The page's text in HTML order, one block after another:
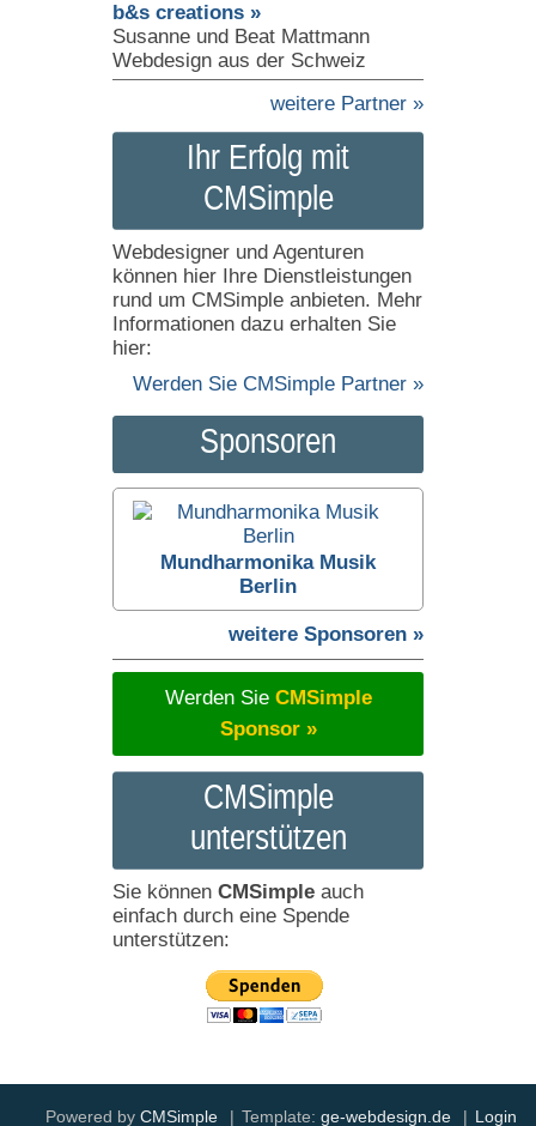
b&s creations »
Susanne und Beat Mattmann
Webdesign aus der Schweiz
weitere Partner »
Ihr Erfolg mit
CMSimple
Webdesigner und Agenturen
können hier Ihre Dienstleistungen
rund um CMSimple anbieten. Mehr
Informationen dazu erhalten Sie
hier:
Werden Sie CMSimple Partner »
Sponsoren
Mundharmonika Musik
Berlin
weitere Sponsoren »
Werden Sie CMSimple
Sponsor »
CMSimple
unterstützen
Sie können CMSimple auch
einfach durch eine Spende
unterstützen:
Powered by CMSimple | Template: ge-webdesign.de | Login